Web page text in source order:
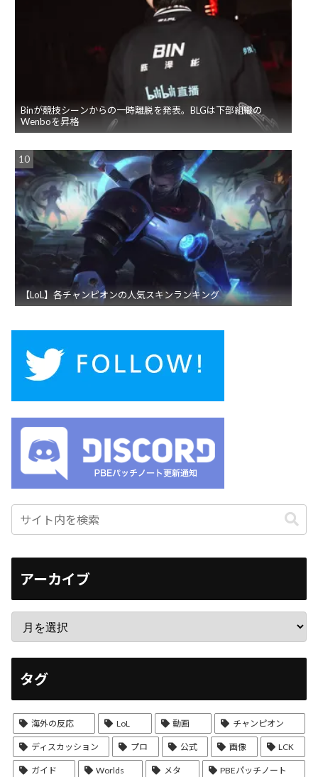
Binが競技シーンからの一時離脱を発表。BLGは下部組織の
Wenboを昇格
【LoL】各チャンピオンの人気スキンランキング
アーカイブ
タグ
海外の反応 LoL 動画 チャンピオン
ディスカッション プロ 公式 画像 LCK
ガイド Worlds メタ PBEパッチノート